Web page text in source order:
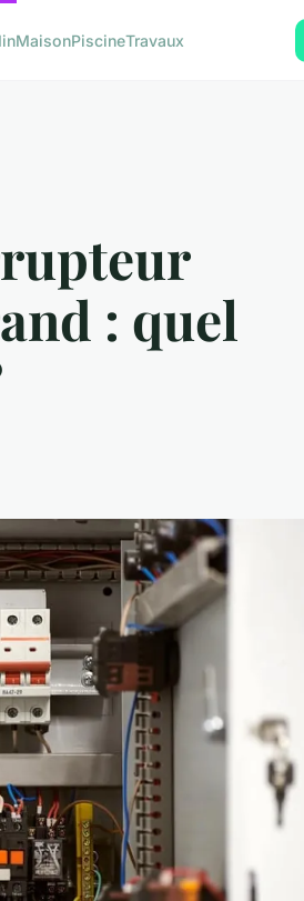
MaisonPiscineTravaux
: quel